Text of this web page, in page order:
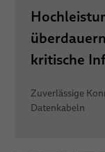
kritische
Zuverlässige
Datenkabeln